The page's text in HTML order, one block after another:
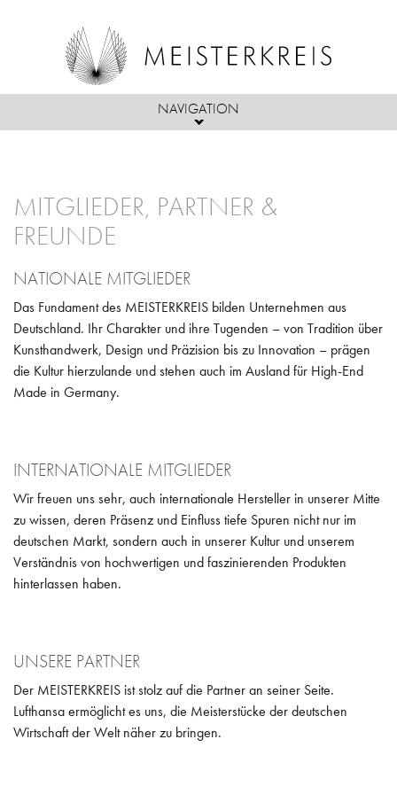
NAVIGATION
PASSION
ZIELE
VORSTAND & BEIRAT
COMPLIANCE
MITGLIEDER
AUFNAHMEKRITERIEN
AKTIVITÄTEN
PROJEKTE
KOOPERATIONEN
VERANSTALTUNGEN
WISSEN
PRESSE
PRESSEMITTEILUNGEN
DER MEISTERKREIS IN DER PRESSE
MITGLIEDER, PARTNER &
FREUNDE
NATIONALE MITGLIEDER
Das Fundament des MEISTERKREIS bilden Unternehmen aus
Deutschland. Ihr Charakter und ihre Tugenden – von Tradition über
Kunsthandwerk, Design und Präzision bis zu Innovation – prägen
die Kultur hierzulande und stehen auch im Ausland für High-End
Made in Germany.
INTERNATIONALE MITGLIEDER
Wir freuen uns sehr, auch internationale Hersteller in unserer Mitte
zu wissen, deren Präsenz und Einfluss tiefe Spuren nicht nur im
deutschen Markt, sondern auch in unserer Kultur und unserem
Verständnis von hochwertigen und faszinierenden Produkten
hinterlassen haben.
UNSERE PARTNER
Der MEISTERKREIS ist stolz auf die Partner an seiner Seite.
Lufthansa ermöglicht es uns, die Meisterstücke der deutschen
Wirtschaft der Welt näher zu bringen.